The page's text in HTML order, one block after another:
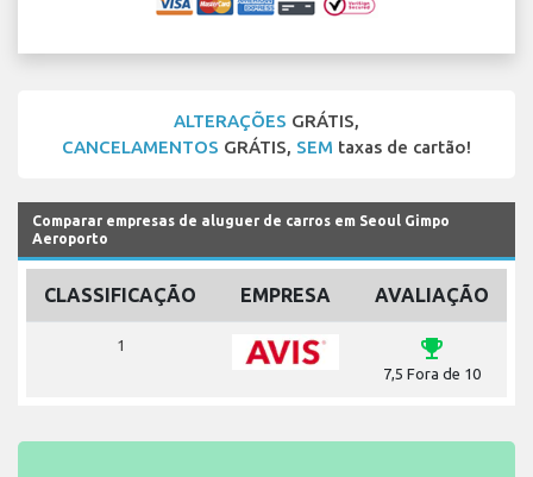
ALTERAÇÕES GRÁTIS,
CANCELAMENTOS GRÁTIS, SEM taxas de cartão!
Comparar empresas de aluguer de carros em Seoul Gimpo
Aeroporto
CLASSIFICAÇÃO EMPRESA AVALIAÇÃO
1 emoji_events
7,5 Fora de 10